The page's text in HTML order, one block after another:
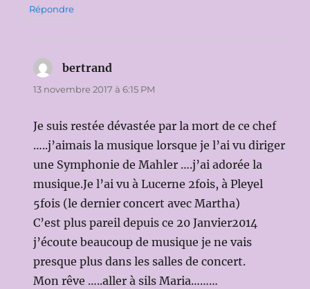
Répondre
bertrand
13 novembre 2017 à 6:15 PM
Je suis restée dévastée par la mort de ce chef
…..j’aimais la musique lorsque je l’ai vu diriger
une Symphonie de Mahler ….j’ai adorée la
musique.Je l’ai vu à Lucerne 2fois, à Pleyel
5fois (le dernier concert avec Martha)
C’est plus pareil depuis ce 20 Janvier2014
j’écoute beaucoup de musique je ne vais
presque plus dans les salles de concert.
Mon rêve …..aller à sils Maria………